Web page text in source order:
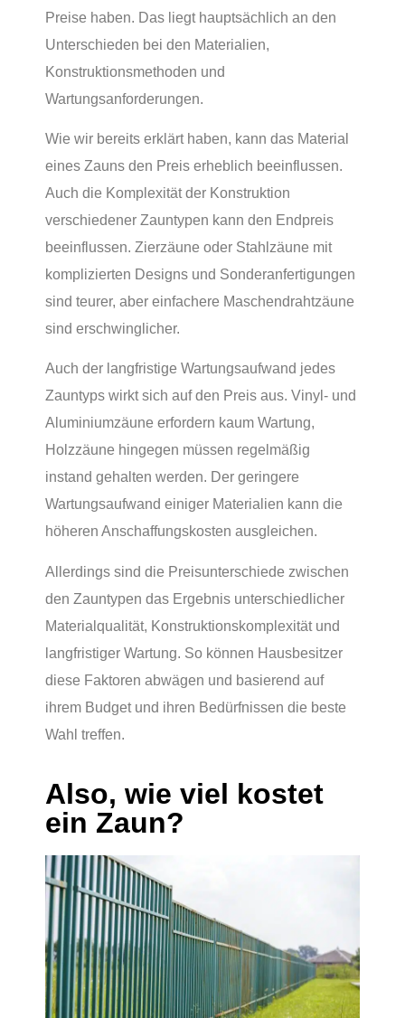
Preise haben. Das liegt hauptsächlich an den
Unterschieden bei den Materialien,
Konstruktionsmethoden und
Wartungsanforderungen.
Wie wir bereits erklärt haben, kann das Material
eines Zauns den Preis erheblich beeinflussen.
Auch die Komplexität der Konstruktion
verschiedener Zauntypen kann den Endpreis
beeinflussen. Zierzäune oder Stahlzäune mit
komplizierten Designs und Sonderanfertigungen
sind teurer, aber einfachere Maschendrahtzäune
sind erschwinglicher.
Auch der langfristige Wartungsaufwand jedes
Zauntyps wirkt sich auf den Preis aus. Vinyl- und
Aluminiumzäune erfordern kaum Wartung,
Holzzäune hingegen müssen regelmäßig
instand gehalten werden. Der geringere
Wartungsaufwand einiger Materialien kann die
höheren Anschaffungskosten ausgleichen.
Allerdings sind die Preisunterschiede zwischen
den Zauntypen das Ergebnis unterschiedlicher
Materialqualität, Konstruktionskomplexität und
langfristiger Wartung. So können Hausbesitzer
diese Faktoren abwägen und basierend auf
ihrem Budget und ihren Bedürfnissen die beste
Wahl treffen.
Also, wie viel kostet
ein Zaun?